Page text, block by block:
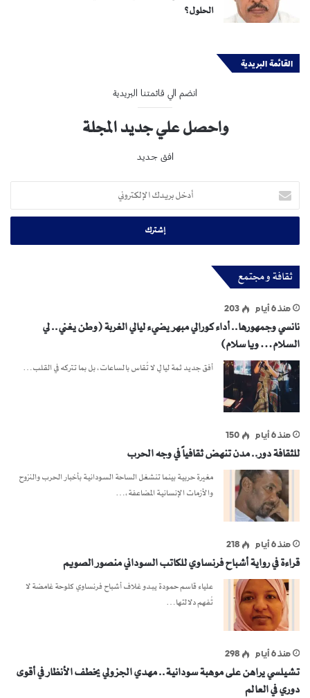
الحلول؟
القائمة البريدية
انضم الي قائمتنا البريدية
واحصل علي جديد المجلة
افق جديد
بريدك
الإلكتروني
ثقافة و مجتمع
منذ 6 أيام 203
نانسي وجمهورها.. أداء كورالي مبهر يضيء ليالي الغربة (وطن يغني.. لي
السلام… ويا سلام)
أفق جديد ثمة ليالٍ لا تُقاس بالساعات، بل بما تتركه في القلب…
منذ 6 أيام 150
للثقافة دور.. مدن تنهض ثقافياً في وجه الحرب
مغيرة حربية بينما تنشغل الساحة السودانية بأخبار الحرب والنزوح
والأزمات الإنسانية المضاعفة،…
منذ 6 أيام 218
قراءة في رواية أشباح فرنساوي للكاتب السوداني منصور الصويم
علياء قاسم حمودة يبدو غلاف أشباح فرنساوي كلوحة غامضة لا
تُفهم دلالتها…
منذ 6 أيام 298
تشيلسي يراهن على موهبة سودانية.. مهدي الجزولي يخطف الأنظار في أقوى
دوري في العالم